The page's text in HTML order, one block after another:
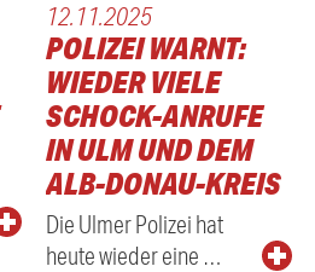
12.11.2025
POLIZEI WARNT:
WIEDER VIELE
SCHOCK-ANRUFE
IN ULM UND DEM
ALB-DONAU-KREIS
Die Ulmer Polizei hat
heute wieder eine …